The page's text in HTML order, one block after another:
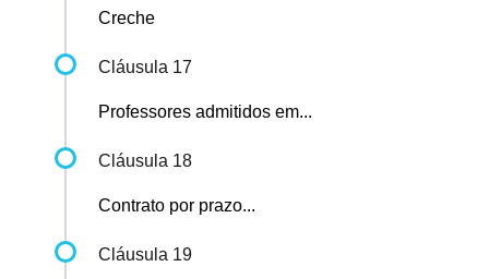
Creche
Cláusula 17
Professores admitidos em...
Cláusula 18
Contrato por prazo...
Cláusula 19